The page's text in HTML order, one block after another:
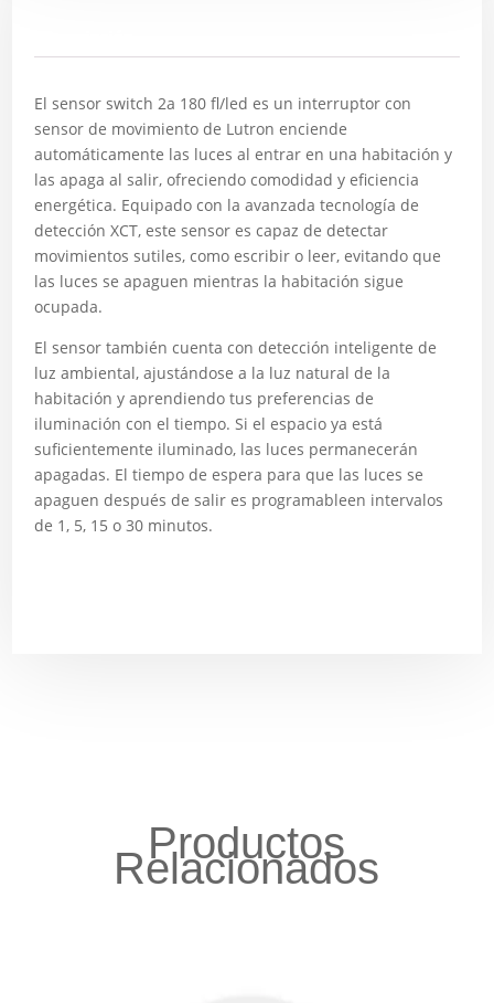
El sensor switch 2a 180 fl/led es un interruptor con
sensor de movimiento de Lutron enciende
automáticamente las luces al entrar en una habitación y
las apaga al salir, ofreciendo comodidad y eficiencia
energética. Equipado con la avanzada tecnología de
detección XCT, este sensor es capaz de detectar
movimientos sutiles, como escribir o leer, evitando que
las luces se apaguen mientras la habitación sigue
ocupada.
El sensor también cuenta con detección inteligente de
luz ambiental, ajustándose a la luz natural de la
habitación y aprendiendo tus preferencias de
iluminación con el tiempo. Si el espacio ya está
suficientemente iluminado, las luces permanecerán
apagadas. El tiempo de espera para que las luces se
apaguen después de salir es programableen intervalos
de 1, 5, 15 o 30 minutos.
Productos
Relacionados